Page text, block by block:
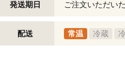
発送期日 ご注文いただい
配送 常温 冷蔵